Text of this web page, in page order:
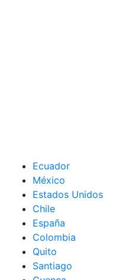
Ecuador
México
Estados Unidos
Chile
España
Colombia
Quito
Santiago